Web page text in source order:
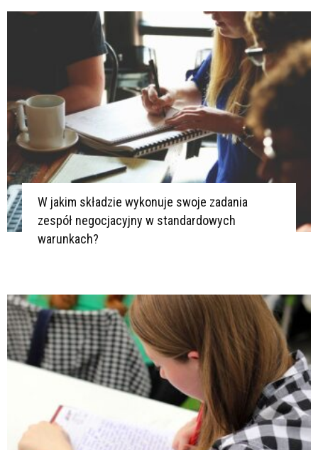
W jakim składzie wykonuje swoje zadania
zespół negocjacyjny w standardowych
warunkach?